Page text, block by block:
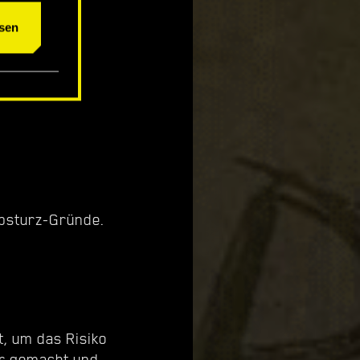
in
Gründe.
um das Risiko